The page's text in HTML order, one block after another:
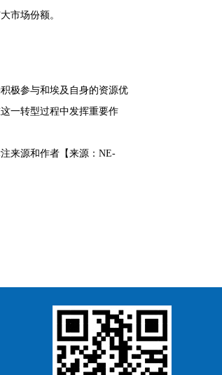
市场份额。
极参与和埃及自身的资源优
一转型过程中发挥重要作
来源和作者【来源：NE-